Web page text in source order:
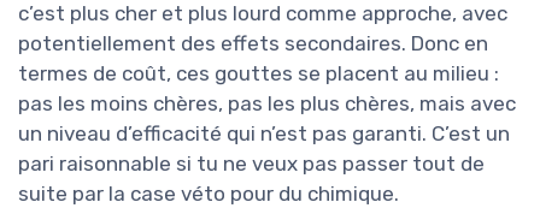
c’est plus cher et plus lourd comme approche, avec
potentiellement des effets secondaires. Donc en
termes de coût, ces gouttes se placent au milieu :
pas les moins chères, pas les plus chères, mais avec
un niveau d’efficacité qui n’est pas garanti. C’est un
pari raisonnable si tu ne veux pas passer tout de
suite par la case véto pour du chimique.